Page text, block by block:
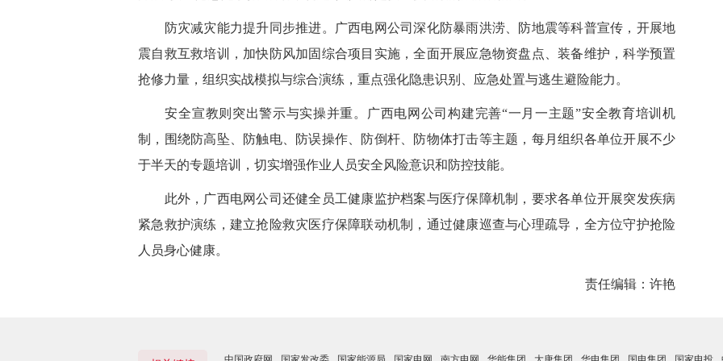
防灾减灾能力提升同步推进。广西电网公司深化防暴雨洪涝、防地震等科普宣传，开展地
震自救互救培训，加快防风加固综合项目实施，全面开展应急物资盘点、装备维护，科学预置
抢修力量，组织实战模拟与综合演练，重点强化隐患识别、应急处置与逃生避险能力。
安全宣教则突出警示与实操并重。广西电网公司构建完善“一月一主题”安全教育培训机
制，围绕防高坠、防触电、防误操作、防倒杆、防物体打击等主题，每月组织各单位开展不少
于半天的专题培训
， 切实增强作业人员安全风险意识和防控技能。
此外，广西电网公司还健全员工健康监护档案与医疗保障机制，要求各单位开展突发疾病
紧急救护演练，建立抢险救灾医疗保障联动机制，通过健康巡查与心理疏导，全方位守护抢险
人员身心健康。
责任编辑：许艳